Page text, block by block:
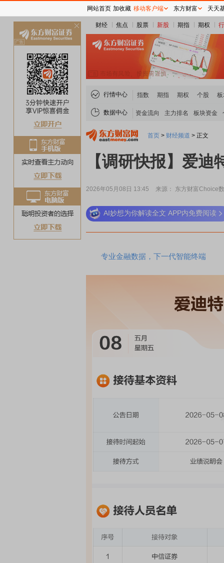
财经 焦点 股票 新股 期指 期权
行情中心 指数 期指 期权 个股
数据中心 资金流向 主力排名 板块资金
首页 > 财经频道 > 正文
【调研快报】爱
2026年05月08日 13:45 来源： 东方财富Choice
AI妙想为你解读全文 APP内免费阅读
专业金融数据，下一代智能终端
网站首页 加收藏 移动客户端 东方财富 天天
关